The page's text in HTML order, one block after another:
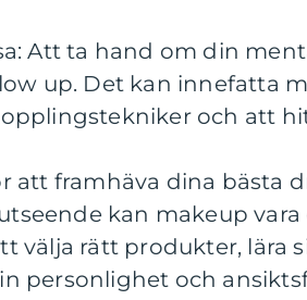
Att ta hand om din
up. Det kan innefatta
och att
att framhäva dina bästa
kan makeup
välja rätt produkter, lära
personlighet och